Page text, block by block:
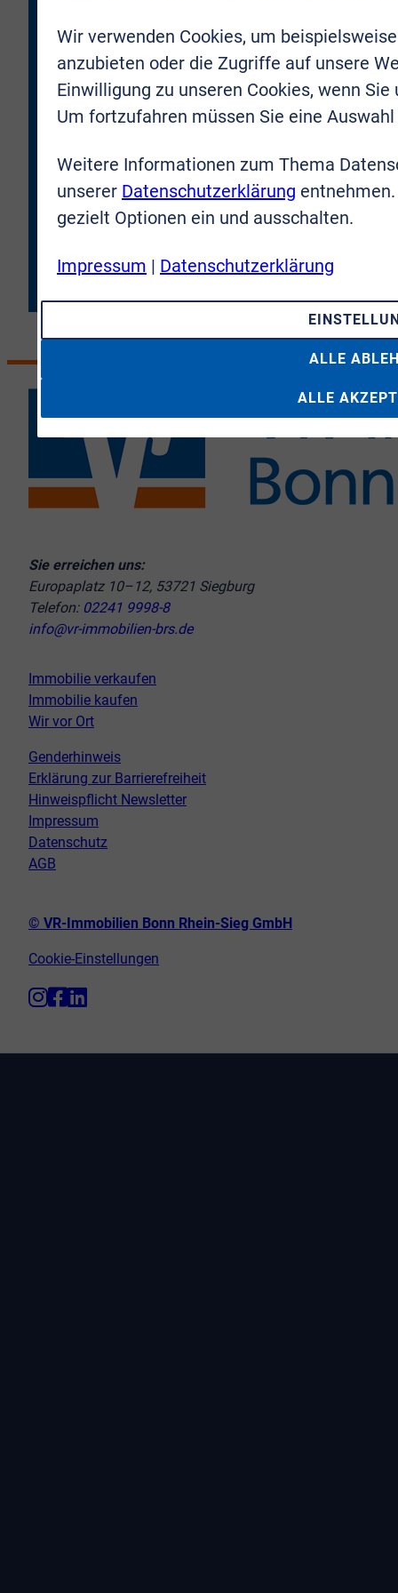
darf. Meine Zustimmung kann ich jederzeit für die
Zukunft zurücknehmen.
Datenschutzbestimmungengelesen und verstanden
Daten an die VR-Immobilien Bonn Rhein-Sieg GmbH
Sie erreichen uns:
Europaplatz 10–12, 53721 Siegburg
Telefon: 02241 9998-8
info@vr-immobilien-brs.de
Immobilie verkaufen
Immobilie kaufen
Wir vor Ort
Genderhinweis
Erklärung zur Barrierefreiheit
Hinweispflicht Newsletter
Impressum
Datenschutz
AGB
© VR-Immobilien Bonn Rhein-Sieg GmbH
Cookie-Einstellungen
Wir verwenden Cookies, um
anzubieten oder die Zugriffe auf unsere
Einwilligung zu unseren Cookies, wenn
Um fortzufahren müssen Sie eine
Weitere Informationen zum Thema
unserer Datenschutzerklärung
gezielt Optionen ein und ausschalten.
Impressum | Datenschutzerklärung
ALLE
ALLE